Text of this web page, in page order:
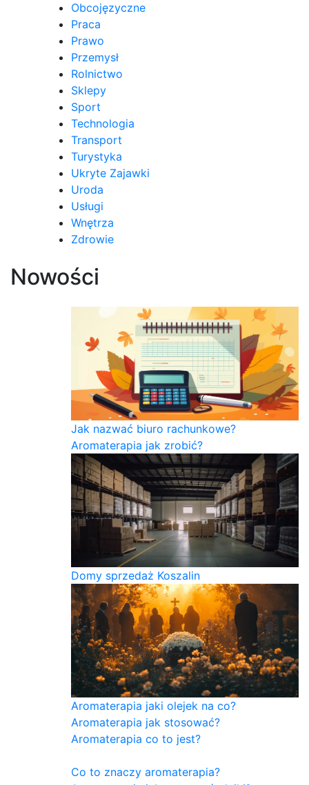
Obcojęzyczne
Praca
Prawo
Przemysł
Rolnictwo
Sklepy
Sport
Technologia
Transport
Turystyka
Ukryte Zajawki
Uroda
Usługi
Wnętrza
Zdrowie
Nowości
Jak nazwać biuro rachunkowe?
Aromaterapia jak zrobić?
Domy sprzedaż Koszalin
Aromaterapia jaki olejek na co?
Aromaterapia jak stosować?
Aromaterapia co to jest?
Co to znaczy aromaterapia?